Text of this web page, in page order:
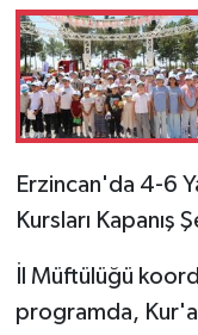
Erzincan'da 4-6
Kursları Kapanış
İl Müftülüğü
programda,
EĞİTİM
EKONOMİ
English News
Finans
Flaş Haber